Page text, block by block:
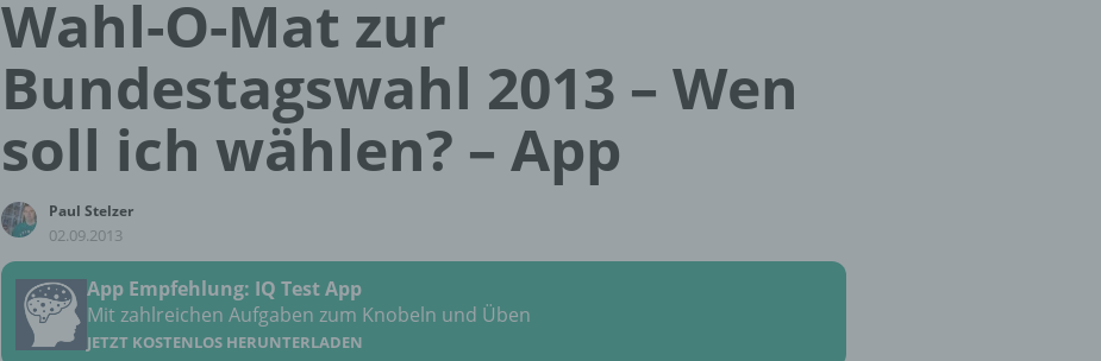
Wahl-O-Mat zur
Bundestagswahl 2013 – Wen
soll ich wählen? – App
Paul Stelzer
02.09.2013
App Empfehlung: IQ Test App
Mit zahlreichen Aufgaben zum Knobeln und Üben
JETZT KOSTENLOS HERUNTERLADEN